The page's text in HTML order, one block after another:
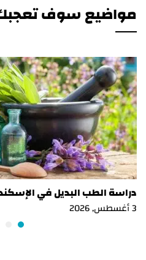
مواضيع سوف
دراسة الطب البديل في
3 أغسطس, 2026